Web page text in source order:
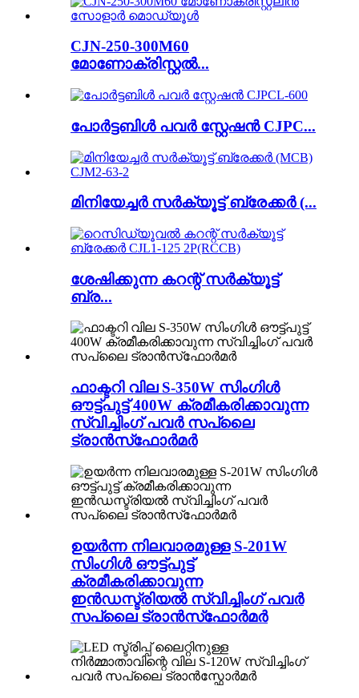
CJN-250-300M60
മോണോക്രിസ്റ്റൽ...
പോർട്ടബിൾ പവർ സ്റ്റേഷൻ CJPC...
മിനിയേച്ചർ സർക്യൂട്ട് ബ്രേക്കർ (...
ശേഷിക്കുന്ന കറന്റ് സർക്യൂട്ട്
ബ്ര...
ഫാക്ടറി വില S-350W സിംഗിൾ
ഔട്ട്‌പുട്ട് 400W ക്രമീകരിക്കാവുന്ന
സ്വിച്ചിംഗ് പവർ സപ്ലൈ
ട്രാൻസ്‌ഫോർമർ
ഉയർന്ന നിലവാരമുള്ള S-201W
സിംഗിൾ ഔട്ട്‌പുട്ട്
ക്രമീകരിക്കാവുന്ന
ഇൻഡസ്ട്രിയൽ സ്വിച്ചിംഗ് പവർ
സപ്ലൈ ട്രാൻസ്‌ഫോർമർ